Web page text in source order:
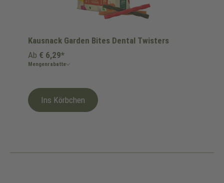
Kausnack Garden Bites Dental Twisters
Ab € 6,29*
Mengenrabatte
Ins Körbchen